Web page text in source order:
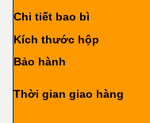
Chi tiết bao bì
Kích thước hộp
Bảo hành
Thời gian giao hàng